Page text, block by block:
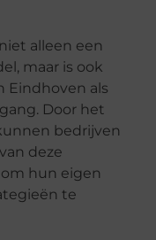
alleen een
maar is ook
Eindhoven als
Door het
bedrijven
deze
hun eigen
te